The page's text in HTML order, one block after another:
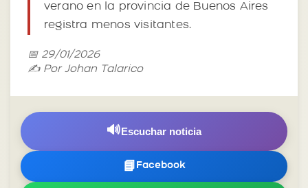
verano en la provincia de Buenos Aires
registra menos visitantes.
📅 29/01/2026
✍️ Por Johan Talarico
🔊Escuchar noticia
📘 Facebook